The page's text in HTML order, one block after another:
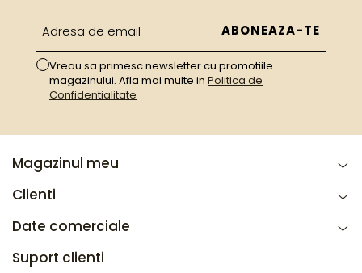
Vreau sa primesc newsletter cu promotiile
magazinului. Afla mai multe in Politica de
Confidentialitate
Magazinul meu
Clienti
Date comerciale
Suport clienti